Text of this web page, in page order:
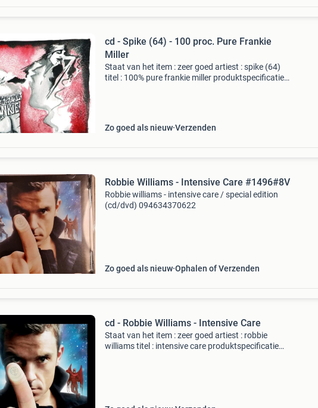
cd - Spike (64) - 100 proc. Pure Frankie
Miller
Staat van het item : zeer goed artiest : spike (64)
titel : 100% pure frankie miller produktspecificatie
Zo goed als nieuw Verzenden
Robbie Williams - Intensive Care #1496#8V
Robbie williams - intensive care / special edition
(cd/dvd) 094634370622
Zo goed als nieuw Ophalen of Verzenden
cd - Robbie Williams - Intensive Care
Staat van het item : zeer goed artiest : robbie
williams titel : intensive care produktspecificatie